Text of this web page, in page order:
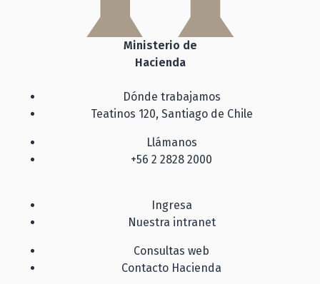
Ministerio de
Hacienda
Dónde trabajamos
Teatinos 120, Santiago de Chile
Llámanos
+56 2 2828 2000
Ingresa
Nuestra intranet
Consultas web
Contacto Hacienda